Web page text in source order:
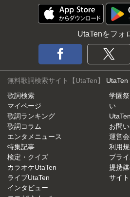
UtaTenをフォ
無料歌詞検索サイト【UtaTen】 UtaTen
歌詞検索
マイページ
歌詞ランキング
歌詞コラム
エンタメニュース
特集記事
検定・クイズ
カラオケUtaTen
ライブUtaTen
インタビュー
学園
い
お問
運営
利用
プラ
提携
サイ